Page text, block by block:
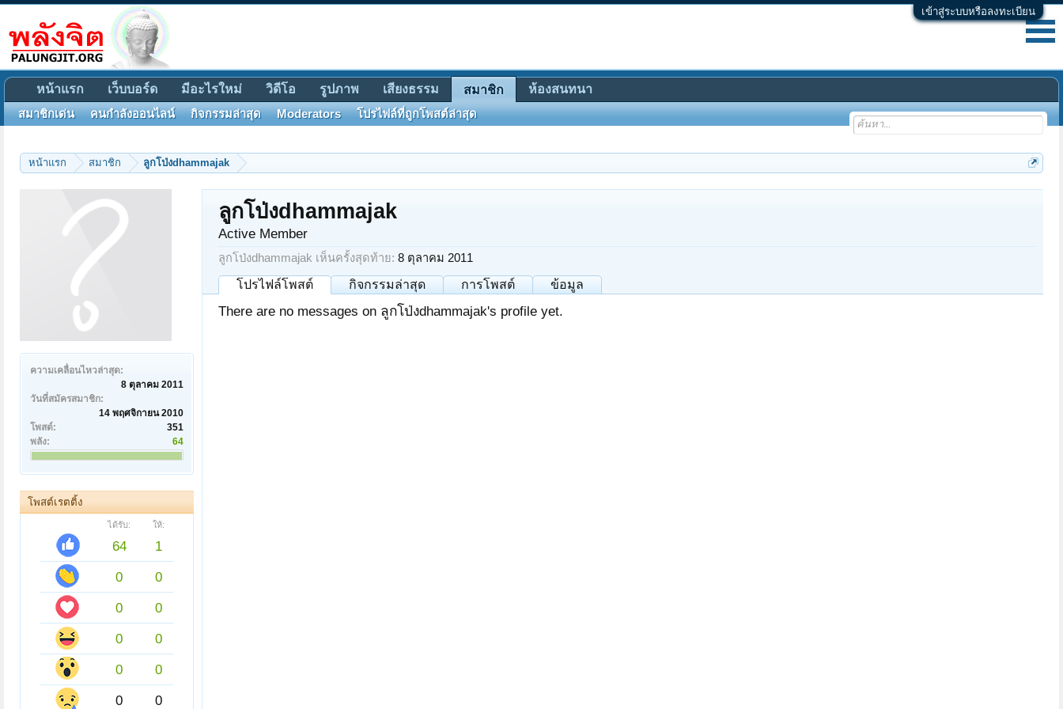
เข้าสู่ระบบหรือลงทะเบียน
หน้าแรก สมาชิก ลูกโป่งdhammajak
ความเคลื่อนไหวล่าสุด:
8 ตุลาคม 2011
วันที่สมัครสมาชิก:
14 พฤศจิกายน 2010
โพสต์:
351
พลัง:
64
โพสต์เรตติ้ง
ได้รับ: ให้:
64
1
0
0
0
0
0
0
0
0
0
0
ลูกโป่งdhammajak
Active Member
ลูกโป่งdhammajak เห็นครั้งสุดท้าย: 8 ตุลาคม 2011
โปรไฟล์โพสต์ กิจกรรมล่าสุด การโพสต์ ข้อมูล
There are no messages on ลูกโป่งdhammajak's profile yet.
หน้าแรก เว็บบอร์ด มีอะไรใหม่ วิดีโอ รูปภาพ เสียงธรรม สมาชิก
สมาชิกเด่น คนกำลังออนไลน์ กิจกรรมล่าสุด Moderators โปรไฟล์ที่ถูกโพสต์ล่าสุด
ห้องสนทนา